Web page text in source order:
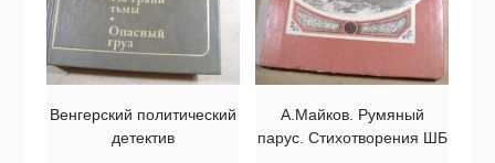
Венгерский политический
детектив
А.Майков. Румяный
парус. Стихотворения ШБ